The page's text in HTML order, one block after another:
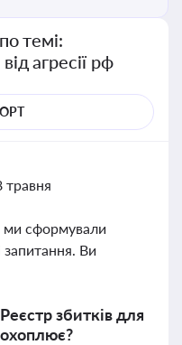
темі:
агресії рф
травня
ми сформували
запитання. Ви
збитків для
охоплює?